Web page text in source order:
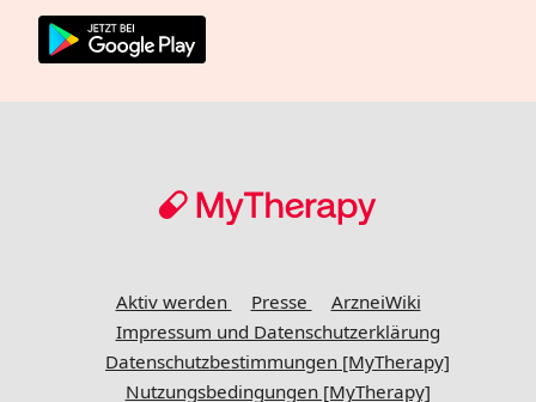
Aktiv werden Presse
ArzneiWiki
Impressum und Datenschutzerklärung
Datenschutzbestimmungen [MyTherapy]
Nutzungsbedingungen [MyTherapy]